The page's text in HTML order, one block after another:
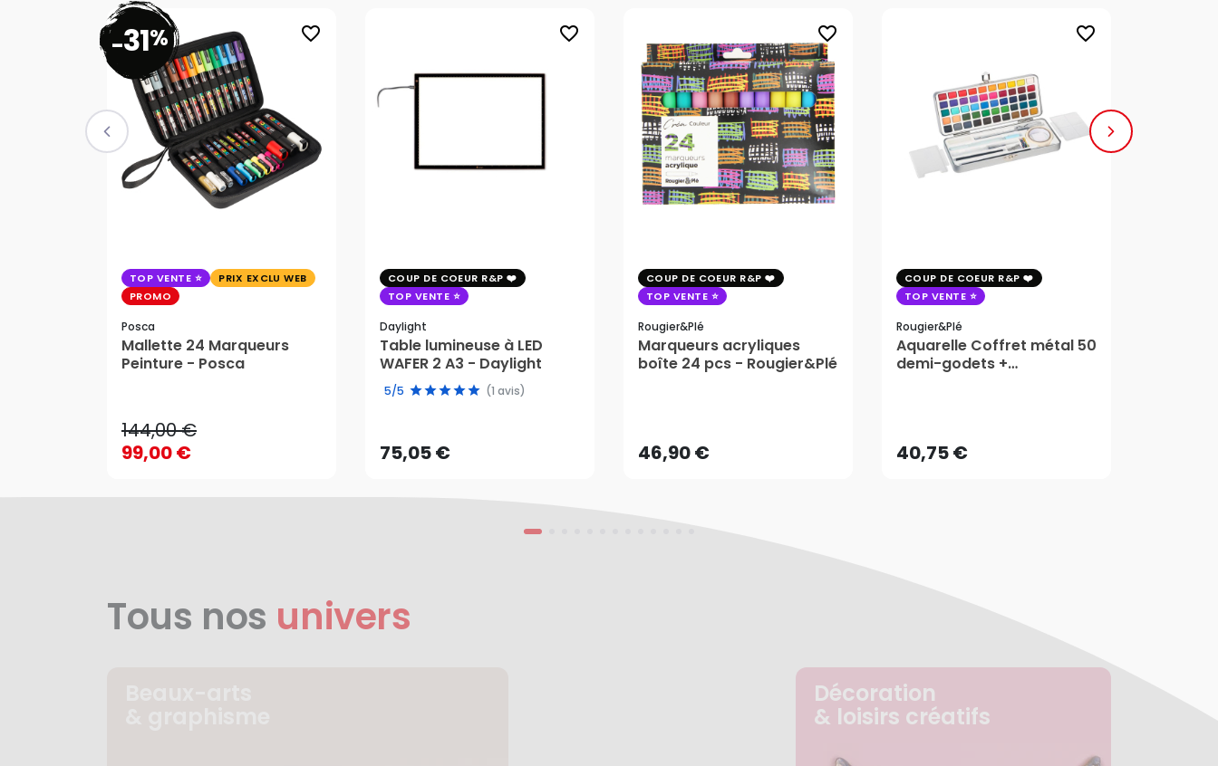
favorite_border
-31%
TOP VENTE
PRIX EXCLU WEB
PROMO
Posca
Mallette 24 Marqueurs
Peinture - Posca
144,00 €
99,00 €
144,00 €
favorite_border
COUP DE COEUR R&P
TOP VENTE
Daylight
Table lumineuse à LED
WAFER 2 A3 - Daylight
5/5 (1 avis)
75,05 €
75,05 €
favorite_border
COUP DE COEUR R&P
TOP VENTE
Rougier&plé
Marqueurs acryliques
boîte 24 pcs - Rougier&Plé
46,90 €AJOUTER AU PANIER
favorite_border
COUP DE COEUR R&P
TOP VENTE
Rougier&plé
Aquarelle Coffret métal 50
demi-godets +
40,75 €AJOUTER AU PANIER
Tous nos univers
Décoration
& loisirs créatifs